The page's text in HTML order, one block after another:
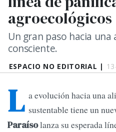
ESPACIO NO EDITORIAL |
agroecológicos
Un gran paso hacia
consciente.
L a evolución hacia una
sustentable tiene un
Paraísolanza su esperada